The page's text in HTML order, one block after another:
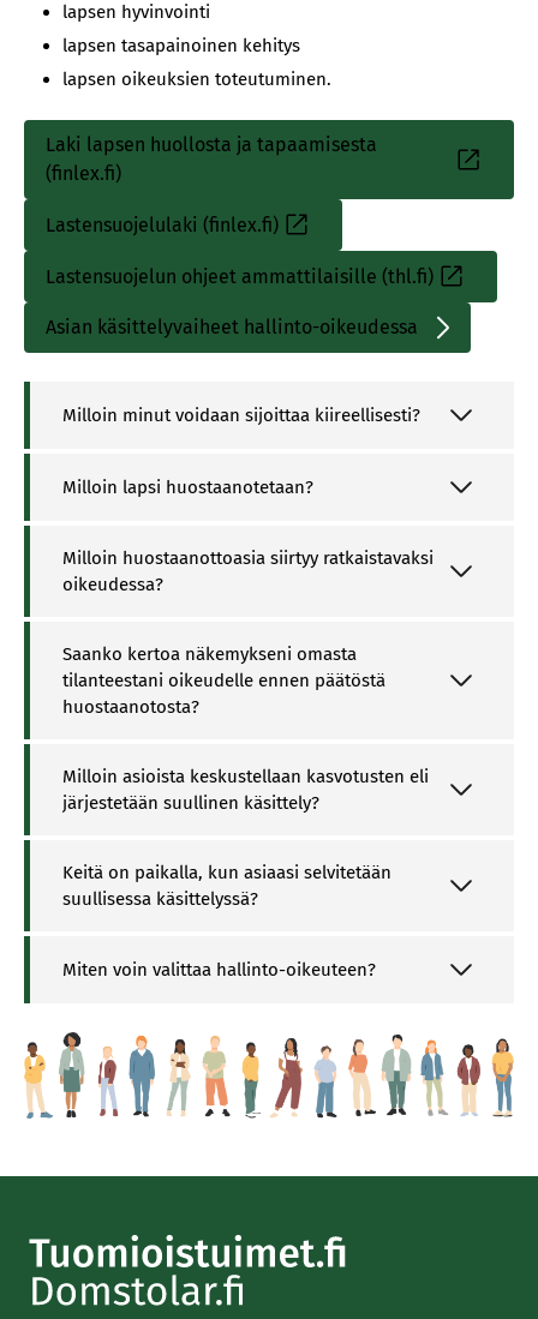
lapsen hyvinvointi
lapsen tasapainoinen kehitys
lapsen oikeuksien toteutuminen.
Laki lapsen huollosta ja tapaamisesta
(finlex.fi)
Lastensuojelulaki (finlex.fi)
Lastensuojelun ohjeet ammattilaisille (thl.fi)
Asian käsittelyvaiheet hallinto-oikeudessa
Milloin minut voidaan sijoittaa kiireellisesti?
Milloin lapsi huostaanotetaan?
Milloin huostaanottoasia siirtyy ratkaistavaksi
oikeudessa?
Saanko kertoa näkemykseni omasta
tilanteestani oikeudelle ennen päätöstä
huostaanotosta?
Milloin asioista keskustellaan kasvotusten eli
järjestetään suullinen käsittely?
Keitä on paikalla, kun asiaasi selvitetään
suullisessa käsittelyssä?
Miten voin valittaa hallinto-oikeuteen?